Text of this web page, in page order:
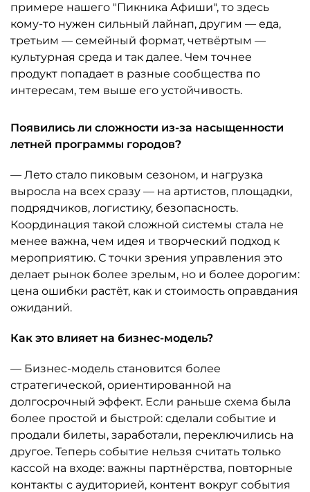
примере нашего "Пикника Афиши", то здесь
кому-то нужен сильный лайнап, другим — еда,
третьим — семейный формат, четвёртым —
культурная среда и так далее. Чем точнее
продукт попадает в разные сообщества по
интересам, тем выше его устойчивость.
Появились ли сложности из-за насыщенности
летней программы городов?
— Лето стало пиковым сезоном, и нагрузка
выросла на всех сразу — на артистов, площадки,
подрядчиков, логистику, безопасность.
Координация такой сложной системы стала не
менее важна, чем идея и творческий подход к
мероприятию. С точки зрения управления это
делает рынок более зрелым, но и более дорогим:
цена ошибки растёт, как и стоимость оправдания
ожиданий.
Как это влияет на бизнес-модель?
— Бизнес-модель становится более
стратегической, ориентированной на
долгосрочный эффект. Если раньше схема была
более простой и быстрой: сделали событие и
продали билеты, заработали, переключились на
другое. Теперь событие нельзя считать только
кассой на входе: важны партнёрства, повторные
контакты с аудиторией, контент вокруг события